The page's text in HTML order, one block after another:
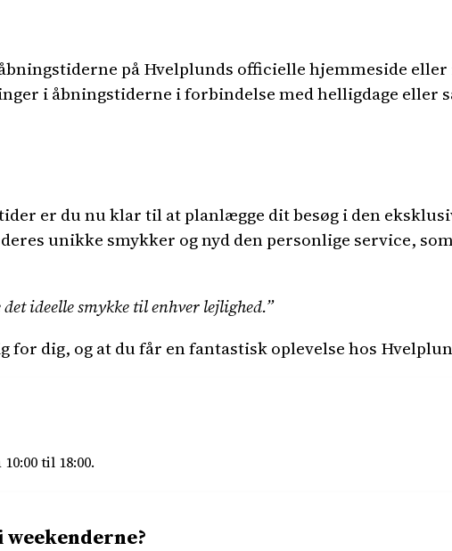
på Hvelplunds officielle hjemmeside
i åbningstiderne i forbindelse med helligdage eller
er du nu klar til at planlægge dit besøg i den
unikke smykker og nyd den personlige service,
ideelle smykke til enhver lejlighed.”
for dig, og at du får en fantastisk oplevelse hos
til 18:00.